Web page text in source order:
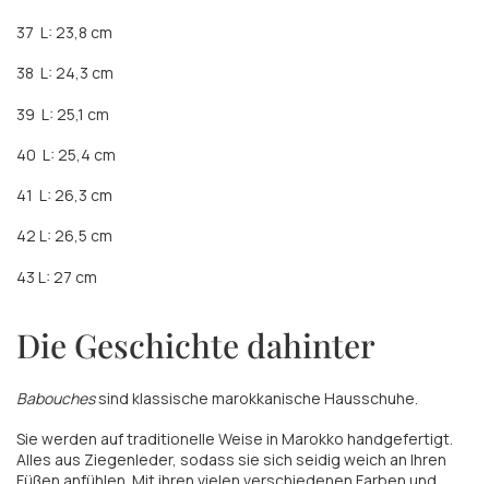
37 L: 23,8 cm
38 L: 24,3 cm
39 L: 25,1 cm
40 L: 25,4 cm
41 L: 26,3 cm
42 L: 26,5 cm
43 L: 27 cm
Die Geschichte dahinter
Babouchessind klassische marokkanische Hausschuhe.
Sie werden auf traditionelle Weise in Marokko handgefertigt.
Alles aus Ziegenleder, sodass sie sich seidig weich an Ihren